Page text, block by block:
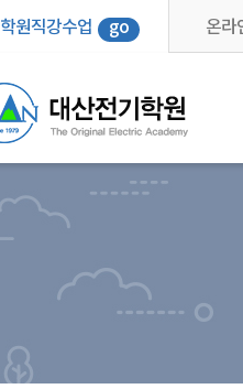
학원직강수업 go 온라